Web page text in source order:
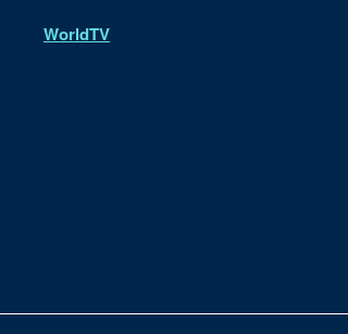
WorldTV